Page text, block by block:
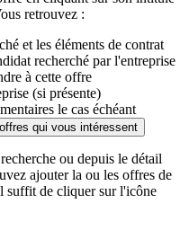
retrouvez :
et les éléments de contrat
recherché par l'entreprise
à cette offre
(si présente)
le cas échéant
qui vous intéressent
ou depuis le détail
ajouter la ou les offres de
suffit de cliquer sur l'icône